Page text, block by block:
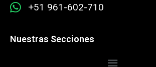
+51 961-602-710
Nuestras Secciones